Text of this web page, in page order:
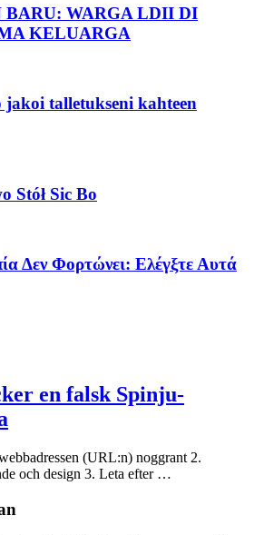
WARGA LDII DI
KELUARGA
talletukseni kahteen
Stół Sic Bo
Δεν Φορτώνει: Ελέγξτε Αυτά
en falsk Spinju-
(URL:n) noggrant 2.
och design 3. Leta efter …